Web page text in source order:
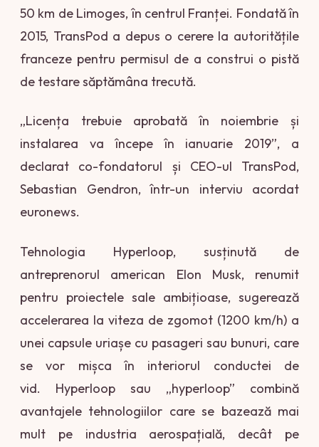
50 km de Limoges, în centrul Franței. Fondată în
2015, TransPod a depus o cerere la autoritățile
franceze pentru permisul de a construi o pistă
de testare săptămâna trecută.
„Licența trebuie aprobată în noiembrie și
instalarea va începe în ianuarie 2019”, a
declarat co-fondatorul și CEO-ul TransPod,
Sebastian Gendron, într-un interviu acordat
euronews.
Tehnologia Hyperloop, susținută de
antreprenorul american Elon Musk, renumit
pentru proiectele sale ambițioase, sugerează
accelerarea la viteza de zgomot (1200 km/h) a
unei capsule uriașe cu pasageri sau bunuri, care
se vor mișca în interiorul conductei de
vid. Hyperloop sau „hyperloop” combină
avantajele tehnologiilor care se bazează mai
mult pe industria aerospațială, decât pe